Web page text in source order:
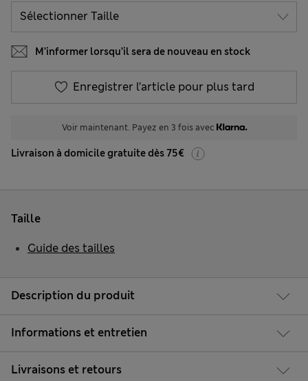
M’informer lorsqu’il sera de nouveau en stock
Enregistrer l’article pour plus tard
Voir maintenant. Payez en 3 fois avec
Livraison à domicile gratuite dès 75€
Description du produit
Informations et entretien
Livraisons et retours
Taille
Guide des tailles